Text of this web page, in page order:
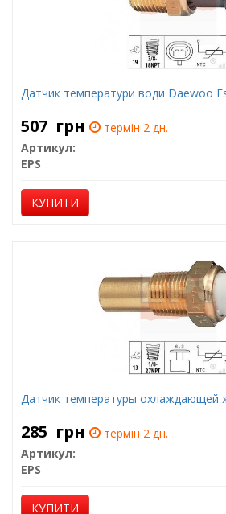
Датчик температури води Daewoo
507 грн
термін 2 дн.
Артикул:
EPS
КУПИТИ
Датчик температуры охлаждающей
285 грн
термін 2 дн.
Артикул:
EPS
КУПИТИ